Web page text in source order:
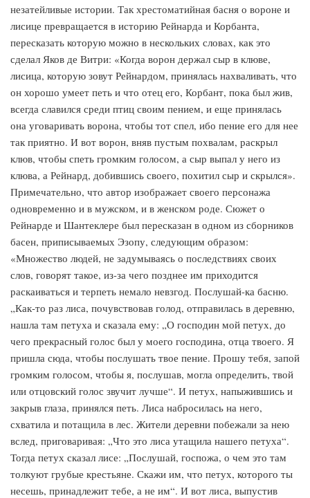
незатейливые истории. Так хрестоматийная басня о вороне и
лисице превращается в историю Рейнарда и Корбанта,
пересказать которую можно в нескольких словах, как это
сделал Яков де Витри: «Когда ворон держал сыр в клюве,
лисица, которую зовут Рейнардом, принялась нахваливать, что
он хорошо умеет петь и что отец его, Корбант, пока был жив,
всегда славился среди птиц своим пением, и еще принялась
она уговаривать ворона, чтобы тот спел, ибо пение его для нее
так приятно. И вот ворон, вняв пустым похвалам, раскрыл
клюв, чтобы спеть громким голосом, а сыр выпал у него из
клюва, а Рейнард, добившись своего, похитил сыр и скрылся».
Примечательно, что автор изображает своего персонажа
одновременно и в мужском, и в женском роде. Сюжет о
Рейнарде и Шантеклере был пересказан в одном из сборников
басен, приписываемых Эзопу, следующим образом:
«Множество людей, не задумываясь о последствиях своих
слов, говорят такое, из-за чего позднее им приходится
раскаиваться и терпеть немало невзгод. Послушай-ка басню.
„Как-то раз лиса, почувствовав голод, отправилась в деревню,
нашла там петуха и сказала ему: „О господин мой петух, до
чего прекрасный голос был у моего господина, отца твоего. Я
пришла сюда, чтобы послушать твое пение. Прошу тебя, запой
громким голосом, чтобы я, послушав, могла определить, твой
или отцовский голос звучит лучше“. И петух, напыжившись и
закрыв глаза, принялся петь. Лиса набросилась на него,
схватила и потащила в лес. Жители деревни побежали за нею
вслед, приговаривая: „Что это лиса утащила нашего петуха“.
Тогда петух сказал лисе: „Послушай, госпожа, о чем это там
толкуют грубые крестьяне. Скажи им, что петух, которого ты
несешь, принадлежит тебе, а не им“. И вот лиса, выпустив